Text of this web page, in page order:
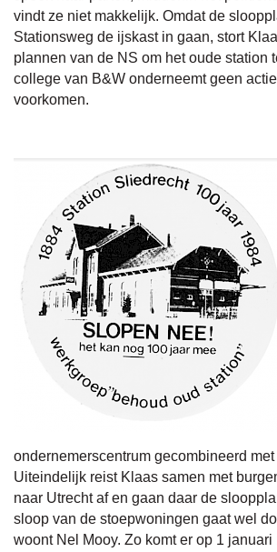
vindt ze niet makkelijk. Omdat de
Stationsweg de ijskast in gaan, stort
plannen van de NS om het oude station
college van B&W onderneemt geen
voorkomen.
ondernemerscentrum gecombineerd
Uiteindelijk reist Klaas samen met
naar Utrecht af en gaan daar de
sloop van de stoepwoningen gaat wel
woont Nel Mooy. Zo komt er op 1